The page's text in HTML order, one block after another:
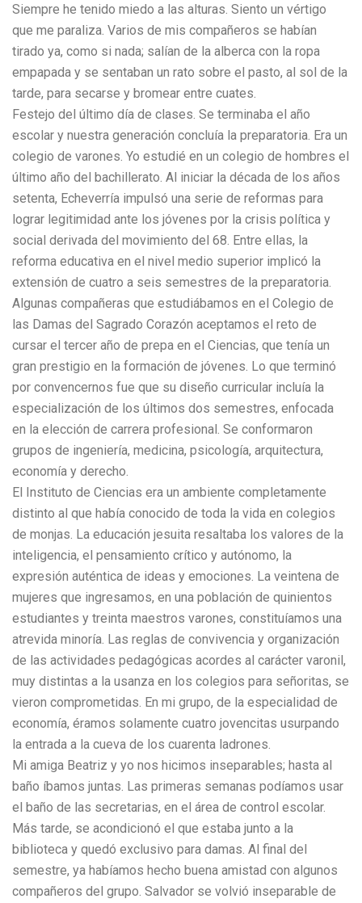
Siempre he tenido miedo a las alturas. Siento un vértigo
que me paraliza. Varios de mis compañeros se habían
tirado ya, como si nada; salían de la alberca con la ropa
empapada y se sentaban un rato sobre el pasto, al sol de la
tarde, para secarse y bromear entre cuates.
Festejo del último día de clases. Se terminaba el año
escolar y nuestra generación concluía la preparatoria. Era un
colegio de varones. Yo estudié en un colegio de hombres el
último año del bachillerato. Al iniciar la década de los años
setenta, Echeverría impulsó una serie de reformas para
lograr legitimidad ante los jóvenes por la crisis política y
social derivada del movimiento del 68. Entre ellas, la
reforma educativa en el nivel medio superior implicó la
extensión de cuatro a seis semestres de la preparatoria.
Algunas compañeras que estudiábamos en el Colegio de
las Damas del Sagrado Corazón aceptamos el reto de
cursar el tercer año de prepa en el Ciencias, que tenía un
gran prestigio en la formación de jóvenes. Lo que terminó
por convencernos fue que su diseño curricular incluía la
especialización de los últimos dos semestres, enfocada
en la elección de carrera profesional. Se conformaron
grupos de ingeniería, medicina, psicología, arquitectura,
economía y derecho.
El Instituto de Ciencias era un ambiente completamente
distinto al que había conocido de toda la vida en colegios
de monjas. La educación jesuita resaltaba los valores de la
inteligencia, el pensamiento crítico y autónomo, la
expresión auténtica de ideas y emociones. La veintena de
mujeres que ingresamos, en una población de quinientos
estudiantes y treinta maestros varones, constituíamos una
atrevida minoría. Las reglas de convivencia y organización
de las actividades pedagógicas acordes al carácter varonil,
muy distintas a la usanza en los colegios para señoritas, se
vieron comprometidas. En mi grupo, de la especialidad de
economía, éramos solamente cuatro jovencitas usurpando
la entrada a la cueva de los cuarenta ladrones.
Mi amiga Beatriz y yo nos hicimos inseparables; hasta al
baño íbamos juntas. Las primeras semanas podíamos usar
el baño de las secretarias, en el área de control escolar.
Más tarde, se acondicionó el que estaba junto a la
biblioteca y quedó exclusivo para damas. Al final del
semestre, ya habíamos hecho buena amistad con algunos
compañeros del grupo. Salvador se volvió inseparable de